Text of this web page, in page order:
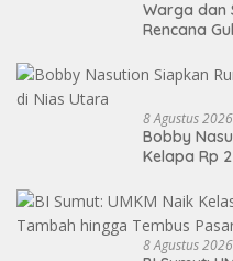
Warga dan
Rencana
8 Agustus 2026
Bobby
Kelapa Rp
8 Agustus 2026